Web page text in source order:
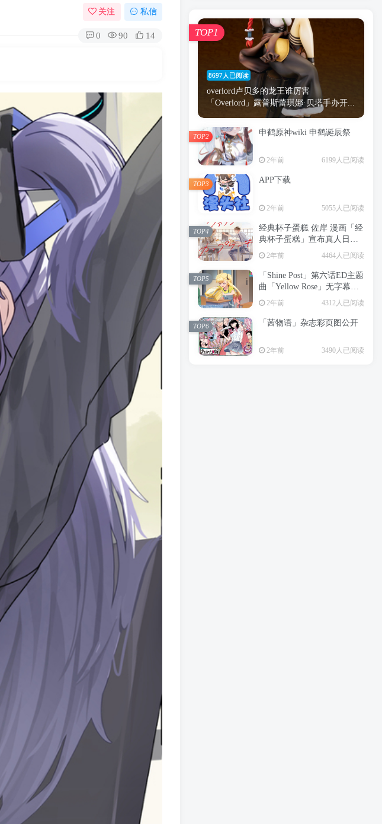
关注 私信
0 90 14
8697人已阅读
overlord卢贝多的龙王谁厉害
「Overlord」露普斯蕾琪娜·贝塔手办开...
TOP1
申鹤原神wiki 申鹤诞辰祭
2年前 6199人已阅读
TOP2
APP下载
2年前 5055人已阅读
TOP3
经典杯子蛋糕 佐岸 漫画「经
典杯子蛋糕」宣布真人日剧
化
2年前 4464人已阅读
TOP4
「Shine Post」第六话ED主题
曲「Yellow Rose」无字幕MV
公开
2年前 4312人已阅读
TOP5
「茜物语」杂志彩页图公开
2年前 3490人已阅读
TOP6
时间 秘密 手机 海贼王
鬼灭 捆绑 萝莉
间谍过家家 忍者 高木
进击的巨人 高岭
8697人已阅读
overlord卢贝多的龙王谁厉害
「Overlord」露普斯蕾琪娜·贝塔手办开...
TOP1
申鹤原神wiki 申鹤诞辰祭
2年前 6199人已阅读
TOP2
APP下载
2年前 5055人已阅读
TOP3
经典杯子蛋糕 佐岸 漫画「经
典杯子蛋糕」宣布真人日剧
TOP4